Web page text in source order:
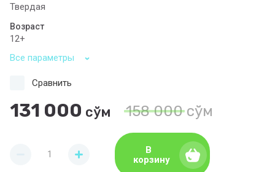
Твердая
Возраст
12+
Все параметры
158 000сўм
131 000 сўм
Сравнить
В
корзину